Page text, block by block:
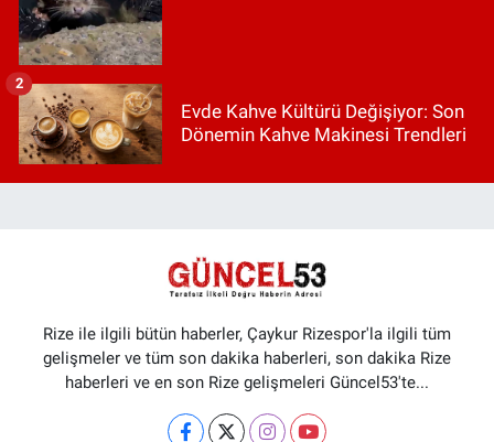
Evde Kahve Kültürü Değişiyor: Son
Dönemin Kahve Makinesi Trendleri
2
Rize ile ilgili bütün haberler, Çaykur Rizespor'la ilgili tüm
gelişmeler ve tüm son dakika haberleri, son dakika Rize
haberleri ve en son Rize gelişmeleri Güncel53'te...